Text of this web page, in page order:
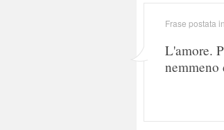
Frase postata in
L'amore.
nemmeno